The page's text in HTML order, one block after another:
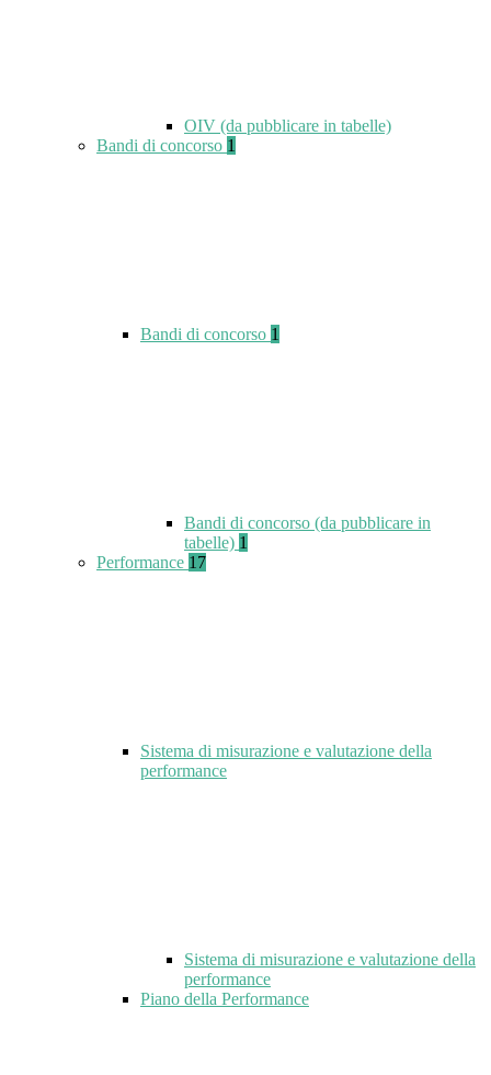
OIV (da pubblicare in tabelle)
Bandi di concorso 1
Bandi di concorso 1
Bandi di concorso (da pubblicare in
tabelle) 1
Performance 17
Sistema di misurazione e valutazione della
performance
Sistema di misurazione e valutazione della
performance
Piano della Performance